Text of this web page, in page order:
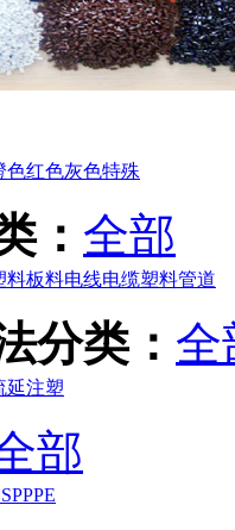
色红色灰色特殊
： 全部
料板料电线电缆塑料管道
分类： 全
延注塑
部
PPPE